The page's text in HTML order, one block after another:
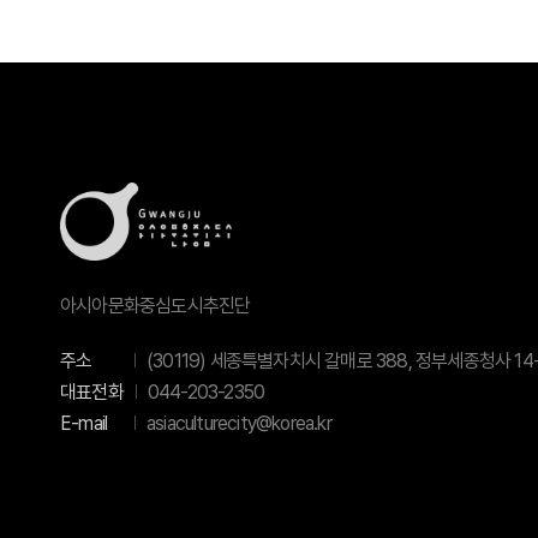
아시아문화중심도시추진단
주소
(30119) 세종특별자치시 갈매로 388, 정부세종청사
대표전화
044-203-2350
E-mail
asiaculturecity@korea.kr